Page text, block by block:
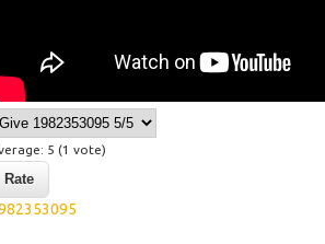
5 (1 vote)